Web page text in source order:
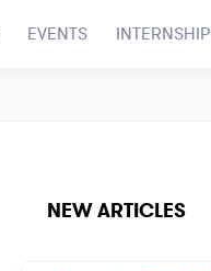
EVENTS INTERNSHIP
NEW ARTICLES